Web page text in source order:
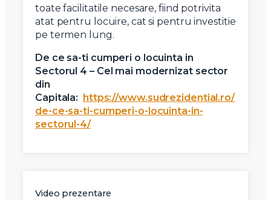
toate facilitatile necesare, fiind potrivita
atat pentru locuire, cat si pentru investitie
pe termen lung.
De ce sa-ti cumperi o locuinta in
Sectorul 4 – Cel mai modernizat sector
din
Capitala:
https://www.sudrezidential.ro/
de-ce-sa-ti-cumperi-o-locuinta-in-
sectorul-4/
Video prezentare